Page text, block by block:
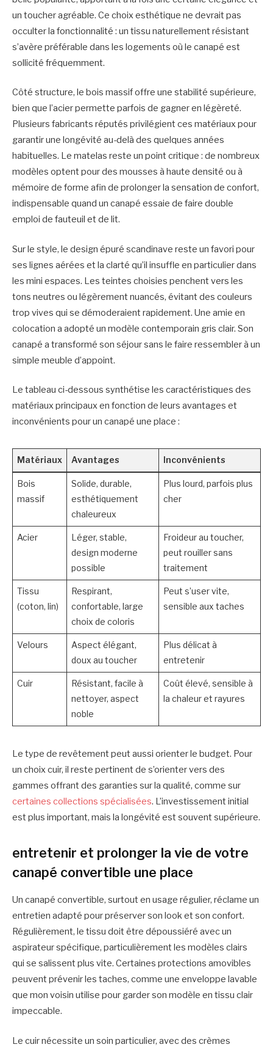
un toucher agréable. Ce choix esthétique ne devrait pas
occulter la fonctionnalité : un tissu naturellement résistant
s’avère préférable dans les logements où le canapé est
sollicité fréquemment.
Côté structure, le bois massif offre une stabilité supérieure,
bien que l’acier permette parfois de gagner en légèreté.
Plusieurs fabricants réputés privilégient ces matériaux pour
garantir une longévité au-delà des quelques années
habituelles. Le matelas reste un point critique : de nombreux
modèles optent pour des mousses à haute densité ou à
mémoire de forme afin de prolonger la sensation de confort,
indispensable quand un canapé essaie de faire double
emploi de fauteuil et de lit.
Sur le style, le design épuré scandinave reste un favori pour
ses lignes aérées et la clarté qu’il insuffle en particulier dans
les mini espaces. Les teintes choisies penchent vers les
tons neutres ou légèrement nuancés, évitant des couleurs
trop vives qui se démoderaient rapidement. Une amie en
colocation a adopté un modèle contemporain gris clair. Son
canapé a transformé son séjour sans le faire ressembler à un
simple meuble d’appoint.
Le tableau ci-dessous synthétise les caractéristiques des
matériaux principaux en fonction de leurs avantages et
inconvénients pour un canapé une place :
Matériaux Avantages Inconvénients
Bois
massif
Solide, durable,
esthétiquement
chaleureux
Plus lourd, parfois plus
cher
Acier
Léger, stable,
design moderne
possible
Froideur au toucher,
peut rouiller sans
traitement
Tissu
(coton, lin)
Respirant,
confortable, large
choix de coloris
Peut s’user vite,
sensible aux taches
Velours
Aspect élégant,
doux au toucher
Plus délicat à
entretenir
Cuir
Résistant, facile à
nettoyer, aspect
noble
Coût élevé, sensible à
la chaleur et rayures
Le type de revêtement peut aussi orienter le budget. Pour
un choix cuir, il reste pertinent de s’orienter vers des
gammes offrant des garanties sur la qualité, comme sur
certaines collections spécialisées. L’investissement initial
est plus important, mais la longévité est souvent supérieure.
entretenir et prolonger la vie de votre
canapé convertible une place
Un canapé convertible, surtout en usage régulier, réclame un
entretien adapté pour préserver son look et son confort.
Régulièrement, le tissu doit être dépoussiéré avec un
aspirateur spécifique, particulièrement les modèles clairs
qui se salissent plus vite. Certaines protections amovibles
peuvent prévenir les taches, comme une enveloppe lavable
que mon voisin utilise pour garder son modèle en tissu clair
impeccable.
Le cuir nécessite un soin particulier, avec des crèmes